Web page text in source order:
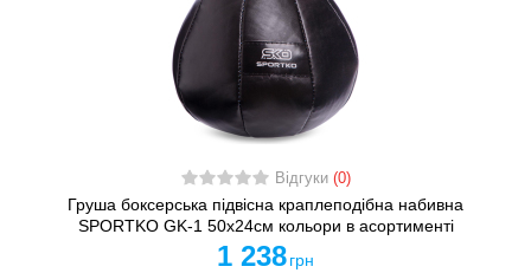
Відгуки (0)
Груша боксерська підвісна краплеподібна набивна
SPORTKO GK-1 50x24см кольори в асортименті
1 238 грн